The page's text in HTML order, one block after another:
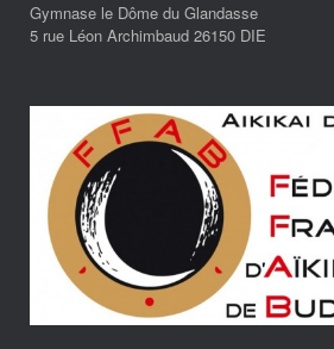
Gymnase le Dôme du Glandasse
5 rue Léon Archimbaud 26150 DIE